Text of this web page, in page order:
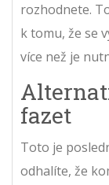
rozhodnete.
k tomu, že se
více než je
fazet
Toto je
odhalíte, že